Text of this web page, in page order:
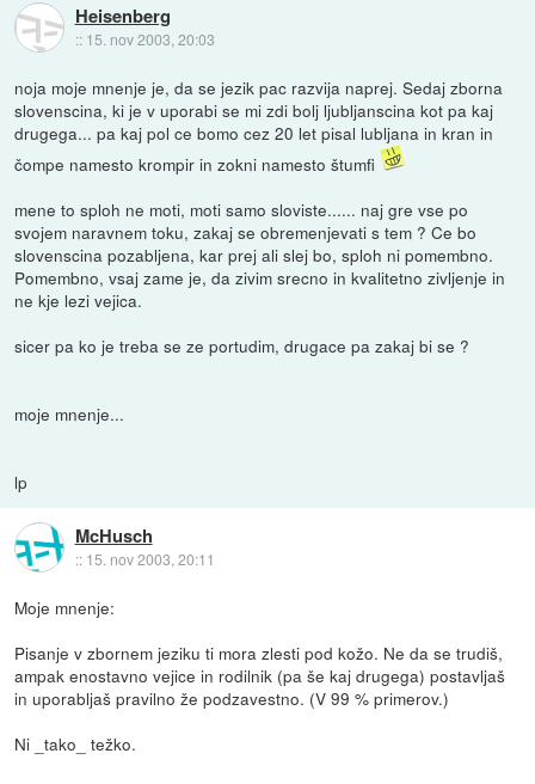
Heisenberg
:: 15. nov 2003, 20:03
noja moje mnenje je, da se jezik pac razvija naprej. Sedaj zborna
slovenscina, ki je v uporabi se mi zdi bolj ljubljanscina kot pa kaj
drugega... pa kaj pol ce bomo cez 20 let pisal lubljana in kran in
čompe namesto krompir in zokni namesto štumfi
mene to sploh ne moti, moti samo sloviste...... naj gre vse po
svojem naravnem toku, zakaj se obremenjevati s tem ? Ce bo
slovenscina pozabljena, kar prej ali slej bo, sploh ni pomembno.
Pomembno, vsaj zame je, da zivim srecno in kvalitetno zivljenje in
ne kje lezi vejica.
sicer pa ko je treba se ze portudim, drugace pa zakaj bi se ?
moje mnenje...
lp
McHusch
:: 15. nov 2003, 20:11
Moje mnenje:
Pisanje v zbornem jeziku ti mora zlesti pod kožo. Ne da se trudiš,
ampak enostavno vejice in rodilnik (pa še kaj drugega) postavljaš
in uporabljaš pravilno že podzavestno. (V 99 % primerov.)
Ni _tako_ težko.